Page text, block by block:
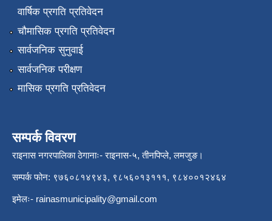
वार्षिक प्रगति प्रतिवेदन
चौमासिक प्रगति प्रतिवेदन
सार्वजनिक सुनुवाई
सार्वजनिक परीक्षण
मासिक प्रगति प्रतिवेदन
सम्पर्क विवरण
राइनास नगरपालिका ठेगानाः- राइनास-५, तीनपिप्ले, लमजुङ।
सम्पर्क फोन: ९७६०८१४९४३, ९८५६०१३१११, ९८४००१२४६४
इमेलः- rainasmunicipality@gmail.com